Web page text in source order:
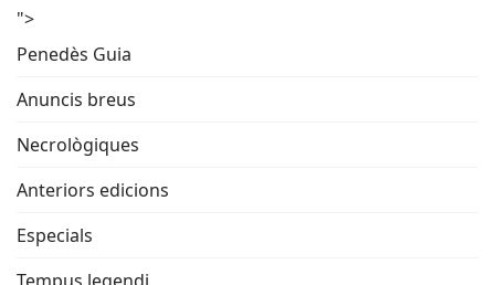
">
Penedès Guia
Anuncis breus
Necrològiques
Anteriors edicions
Especials